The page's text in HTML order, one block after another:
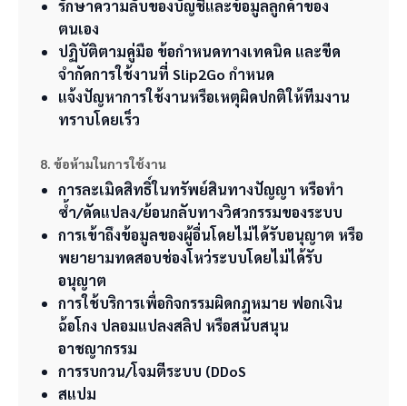
รักษาความลับของบัญชีและข้อมูลลูกค้าของ
ตนเอง
ปฏิบัติตามคู่มือ ข้อกำหนดทางเทคนิค และขีด
จำกัดการใช้งานที่ Slip2Go กำหนด
แจ้งปัญหาการใช้งานหรือเหตุผิดปกติให้ทีมงาน
ทราบโดยเร็ว
8. ข้อห้ามในการใช้งาน
การละเมิดสิทธิ์ในทรัพย์สินทางปัญญา หรือทำ
ซ้ำ/ดัดแปลง/ย้อนกลับทางวิศวกรรมของระบบ
การเข้าถึงข้อมูลของผู้อื่นโดยไม่ได้รับอนุญาต หรือ
พยายามทดสอบช่องโหว่ระบบโดยไม่ได้รับ
อนุญาต
การใช้บริการเพื่อกิจกรรมผิดกฎหมาย ฟอกเงิน
ฉ้อโกง ปลอมแปลงสลิป หรือสนับสนุน
อาชญากรรม
การรบกวน/โจมตีระบบ (DDoS
สแปม